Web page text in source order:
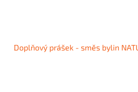
Doplňový prášek - směs bylin